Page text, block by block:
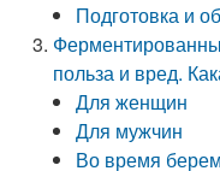
Подготовка и
польза и вред.
Для женщин
Для мужчин
Во время